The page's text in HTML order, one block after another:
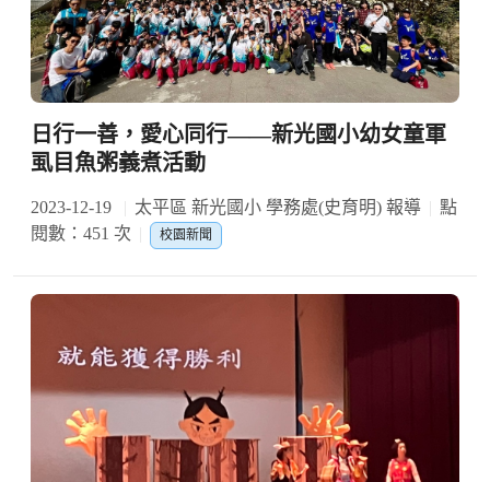
日行一善，愛心同行——新光國小幼女童軍
虱目魚粥義煮活動
2023-12-19 太平區 新光國小 學務處(史育明) 報導
點
閱數：451 次
校園新聞